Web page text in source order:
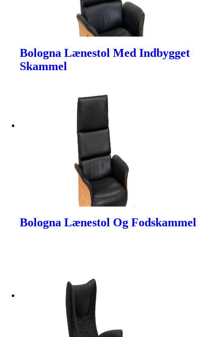
Bologna Lænestol Med Indbygget
Skammel
Bologna Lænestol Og Fodskammel